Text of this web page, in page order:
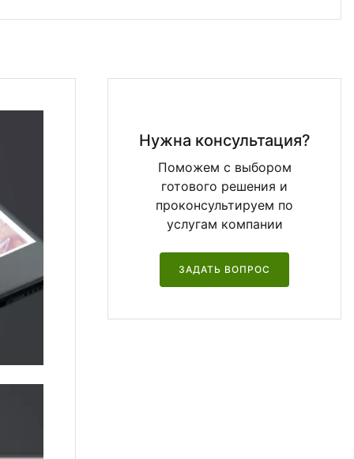
Нужна консультация?
Поможем с выбором
готового решения и
проконсультируем по
услугам компании
ЗАДАТЬ ВОПРОС